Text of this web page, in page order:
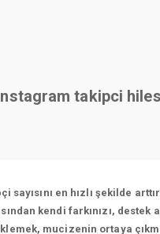
takipci
sayısını en hızlı şekilde
kendi farkınızı,
mucizenin ortaya